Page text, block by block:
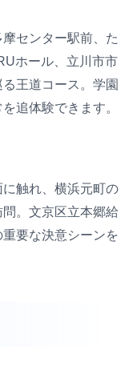
センター駅前、た
ホール、立川市市
王道コース。学園
追体験できます。
触れ、横浜元町の
。文京区立本郷給
要な決意シーンを